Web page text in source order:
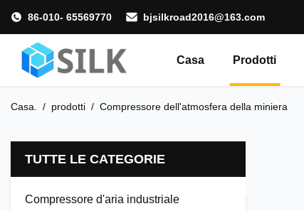
86-010- 65569770 bjsilkroad2016@163.com
Casa Prodotti
Casa. / prodotti / Compressore dell'atmosfera della miniera
TUTTE LE CATEGORIE
Compressore d'aria industriale